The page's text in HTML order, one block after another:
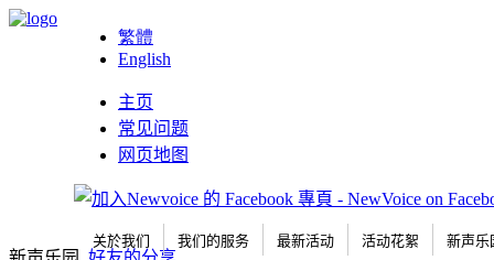
繁體
English
主页
常见问题
网页地图
关於我们 我们的服务 最新活动 活动花絮 新声乐